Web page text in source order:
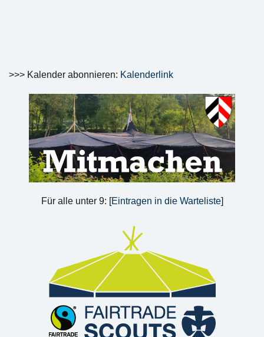
>>> Kalender abonnieren: Kalenderlink
Für alle unter 9: [Eintragen in die Warteliste]